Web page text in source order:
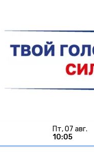
пт, 07 авг.
10:05